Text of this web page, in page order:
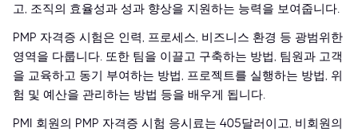
고, 조직의 효율성과 성과 향상을 지원하는 능력을 보여줍니다.
PMP 자격증 시험은 인력, 프로세스, 비즈니스 환경 등 광범위한
영역을 다룹니다. 또한 팀을 이끌고 구축하는 방법, 팀원과 고객
을 교육하고 동기 부여하는 방법, 프로젝트를 실행하는 방법, 위
험 및 예산을 관리하는 방법 등을 배우게 됩니다.
PMI 회원의 PMP 자격증 시험 응시료는 405달러이고, 비회원의